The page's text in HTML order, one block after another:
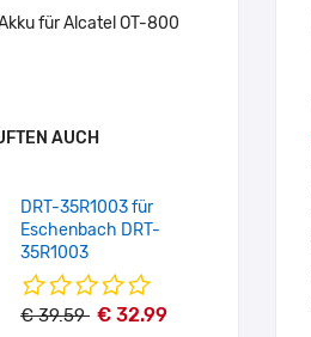
für Alcatel OT-800
AUCH
DRT-35R1003 für
Eschenbach DRT-
35R1003
€ 39.59 € 32.99